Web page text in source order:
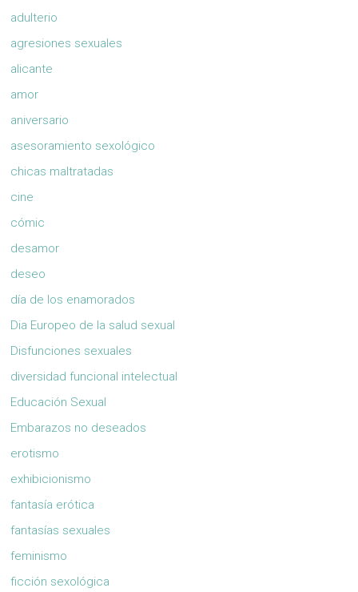
adulterio
agresiones sexuales
alicante
amor
aniversario
asesoramiento sexológico
chicas maltratadas
cine
cómic
desamor
deseo
día de los enamorados
Dia Europeo de la salud sexual
Disfunciones sexuales
diversidad funcional intelectual
Educación Sexual
Embarazos no deseados
erotismo
exhibicionismo
fantasía erótica
fantasías sexuales
feminismo
ficción sexológica